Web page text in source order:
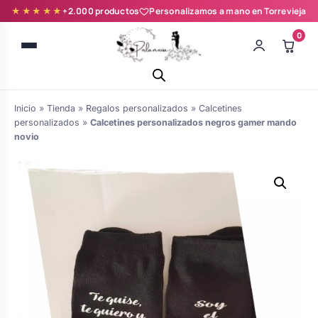
★★★★★+2.000 productos Personalizamos a mano en Torrevieja
0
novia y zapatillas
personalizadas
de boda
Árboles de Huellas para Primera
Comunión
Batas de comunión personalizadas
para niña
Inicio » Tienda » Regalos personalizados » Calcetines
personalizados » Calcetines personalizados negros gamer mando
novio